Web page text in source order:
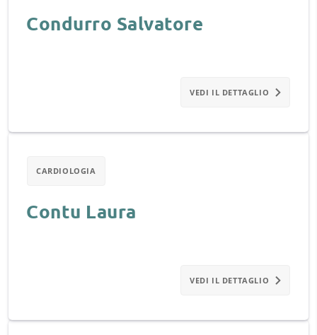
Condurro Salvatore
VEDI IL DETTAGLIO
CARDIOLOGIA
Contu Laura
VEDI IL DETTAGLIO